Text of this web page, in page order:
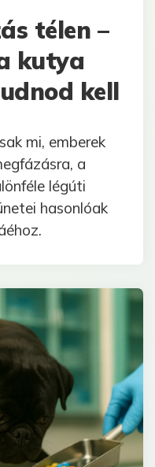
télen –
kutya
kell
mi, emberek
a
légúti
hasonlóak